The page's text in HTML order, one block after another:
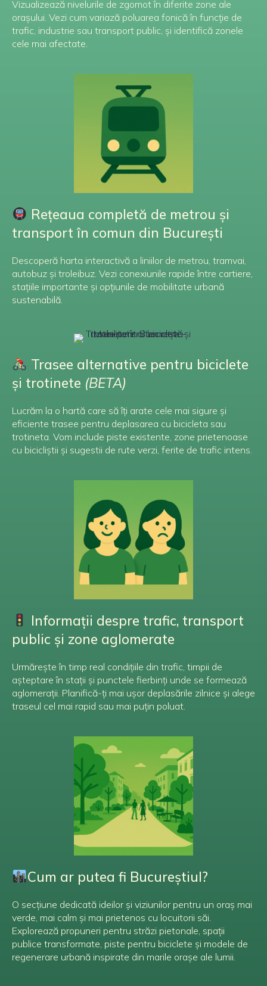
Vizualizează nivelurile de zgomot în diferite zone ale
orașului. Vezi cum variază poluarea fonică în funcție de
trafic, industrie sau transport public, și identifică zonele
cele mai afectate.
Rețeaua completă de metrou și
transport în comun din București
Descoperă harta interactivă a liniilor de metrou, tramvai,
autobuz și troleibuz. Vezi conexiunile rapide între cartiere,
stațiile importante și opțiunile de mobilitate urbană
sustenabilă.
Trasee alternative pentru biciclete
și trotinete (BETA)
Lucrăm la o hartă care să îți arate cele mai sigure și
eficiente trasee pentru deplasarea cu bicicleta sau
trotineta. Vom include piste existente, zone prietenoase
cu bicicliștii și sugestii de rute verzi, ferite de trafic intens.
Informații despre trafic, transport
public și zone aglomerate
Urmărește în timp real condițiile din trafic, timpii de
așteptare în stații și punctele fierbinți unde se formează
aglomerații. Planifică-ți mai ușor deplasările zilnice și alege
traseul cel mai rapid sau mai puțin poluat.
Cum ar putea fi Bucureștiul?
O secțiune dedicată ideilor și viziunilor pentru un oraș mai
verde, mai calm și mai prietenos cu locuitorii săi.
Explorează propuneri pentru străzi pietonale, spații
publice transformate, piste pentru biciclete și modele de
regenerare urbană inspirate din marile orașe ale lumii.